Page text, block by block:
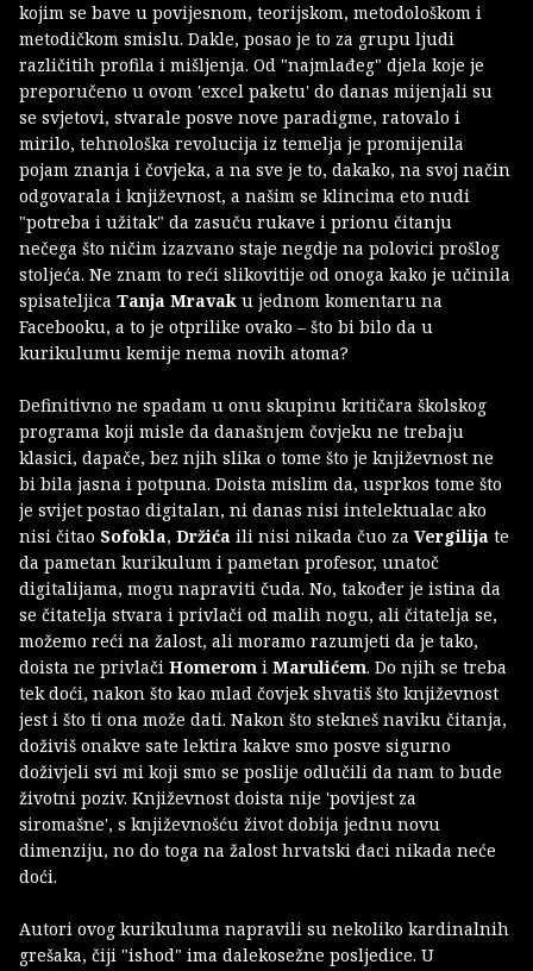
kojim se bave u povijesnom, teorijskom, metodološkom i
metodičkom smislu. Dakle, posao je to za grupu ljudi
različitih profila i mišljenja. Od "najmlađeg" djela koje je
preporučeno u ovom 'excel paketu' do danas mijenjali su
se svjetovi, stvarale posve nove paradigme, ratovalo i
mirilo, tehnološka revolucija iz temelja je promijenila
pojam znanja i čovjeka, a na sve je to, dakako, na svoj način
odgovarala i književnost, a našim se klincima eto nudi
"potreba i užitak" da zasuču rukave i prionu čitanju
nečega što ničim izazvano staje negdje na polovici prošlog
stoljeća. Ne znam to reći slikovitije od onoga kako je učinila
spisateljica Tanja Mravak u jednom komentaru na
Facebooku, a to je otprilike ovako – što bi bilo da u
kurikulumu kemije nema novih atoma?
Definitivno ne spadam u onu skupinu kritičara školskog
programa koji misle da današnjem čovjeku ne trebaju
klasici, dapače, bez njih slika o tome što je književnost ne
bi bila jasna i potpuna. Doista mislim da, usprkos tome što
je svijet postao digitalan, ni danas nisi intelektualac ako
nisi čitao Sofokla, Držića ili nisi nikada čuo za Vergilija te
da pametan kurikulum i pametan profesor, unatoč
digitalijama, mogu napraviti čuda. No, također je istina da
se čitatelja stvara i privlači od malih nogu, ali čitatelja se,
možemo reći na žalost, ali moramo razumjeti da je tako,
doista ne privlači Homerom i Marulićem. Do njih se treba
tek doći, nakon što kao mlad čovjek shvatiš što književnost
jest i što ti ona može dati. Nakon što stekneš naviku čitanja,
doživiš onakve sate lektira kakve smo posve sigurno
doživjeli svi mi koji smo se poslije odlučili da nam to bude
životni poziv. Književnost doista nije 'povijest za
siromašne', s književnošću život dobija jednu novu
dimenziju, no do toga na žalost hrvatski đaci nikada neće
doći.
Autori ovog kurikuluma napravili su nekoliko kardinalnih
grešaka, čiji "ishod" ima dalekosežne posljedice. U